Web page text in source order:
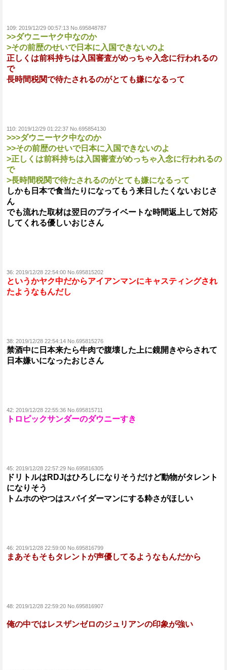
109: 2019/12/29 00:57:13 No.695848787
>>ダウニーヤク中なのか
>その前歴のせいで日本に入国できないのよ
正しくは前科持ちは入国審査がめっちゃ入念に行われるの
で
長時間税関で待たされるのがとても嫌になるって
110: 2019/12/29 01:22:37 No.695854130
>>>ダウニーヤク中なのか
>>その前歴のせいで日本に入国できないのよ
>正しくは前科持ちは入国審査がめっちゃ入念に行われるの
で
>長時間税関で待たされるのがとても嫌になるって
しかも日本で食当たりになってもう来日したくないおじさ
ん
でも流れた取材は翌日のプライベートな時間返上して対応
してくれる優しいおじさん
36: 2019/12/28 22:54:00 No.695815202
というかヤク中だからアイアンマンにキャスティングされ
たようなもんだし
38: 2019/12/28 22:54:14 No.695815276
禁酒中に日本来たら牛肉で腹壊した上に鏡開きやらされて
日本嫌いになったおじさん
42: 2019/12/28 22:55:36 No.695815711
トロピックサンダーのダウニーすき
45: 2019/12/28 22:57:29 No.695816305
ドリトルはRDJはひろしになりそうだけど動物がタレント
になりそう
トムホのやつはスパイダーマンにする粋さがほしい
46: 2019/12/28 22:59:00 No.695816799
まあそもそもタレントが声優してるようなもんだから
48: 2019/12/28 22:59:20 No.695816907
俺の中ではレスザンゼロのジュリアンの印象が強い